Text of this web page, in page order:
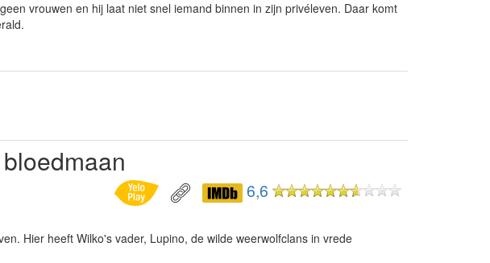
vrouwen en hij laat niet snel iemand binnen in zijn privéleven. Daar komt
6,6
Hier heeft Wilko's vader, Lupino, de wilde weerwolfclans in vrede